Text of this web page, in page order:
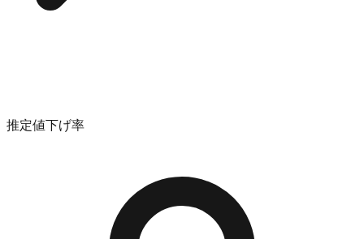
推定値下げ率